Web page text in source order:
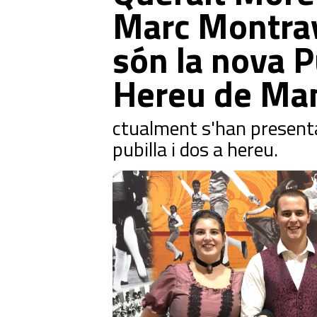
Marc
són la nova
Hereu de
ctualment s'han
pubilla i dos a hereu.